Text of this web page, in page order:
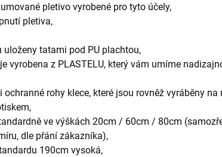
pletivo vyrobené pro tyto účely,
pletiva,
uloženy tatami pod PU plachtou,
vyrobena z PLASTELU, který vám umíme
rohy klece, které jsou rovněž vyráběny na
ve výškách 20cm / 60cm / 80cm
dle přání zákazníka),
190cm vysoká,